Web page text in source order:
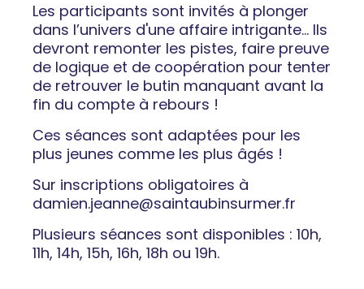
Les participants sont invités à plonger
dans l’univers d'une affaire intrigante... Ils
devront remonter les pistes, faire preuve
de logique et de coopération pour tenter
de retrouver le butin manquant avant la
fin du compte à rebours !
Ces séances sont adaptées pour les
plus jeunes comme les plus âgés !
Sur inscriptions obligatoires à
damien.jeanne@saintaubinsurmer.fr
Plusieurs séances sont disponibles : 10h,
11h, 14h, 15h, 16h, 18h ou 19h.